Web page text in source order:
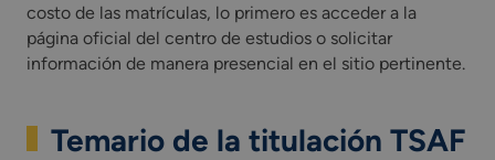
costo de las matrículas, lo primero es acceder a la
página oficial del centro de estudios o solicitar
información de manera presencial en el sitio pertinente.
Temario de la titulación TSAF